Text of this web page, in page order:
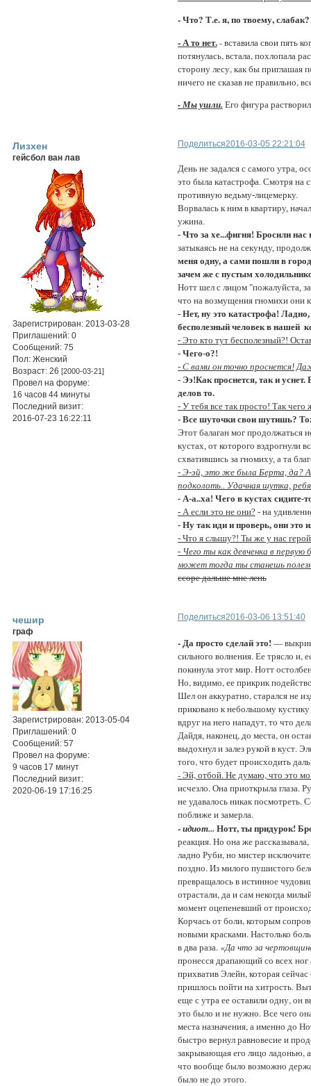
- Что? Т.е. я, по твоему, слабак?
- А то нет.- вставила свои пять
потянулась, встала, похлопала
сторону лесу, как бы приглашая
ничего не сказав не правильно,
- Мы ушли. Его фигура
Поделиться2016-03-05 22:21:04
Лизхен
гейсбол ван лав
Зарегистрирован: 2013-03-28
Приглашений: 0
Сообщений: 75
Пол: Женский
Возраст: 26[2000-03-21]
Провел на форуме:
16 часов 44 минуты
Последний визит:
2016-07-23 16:22:11
День не задался с самого утра,
это была катастрофа. Смотря на
противную ведьму-лицемерку.
Ворвалась к ним в квартиру,
ужина.
- Что за хе...фигня! Бросили
затыкаясь не на секунду,
меня одну, а сами пошли в
зачем же с пустым
Нотт шел с лицом "пожалуйста,
что на возмущения гномихи они
- Нет, ну это катастрофа!
бесполезный человек в нашей
- Это кто тут бесполезный?!
- Чего-о?!
- С вами он точно проснется!
- Ээ!Как проснется, так и
делов то.
- У тебя все так просто! Так
- Все шуточки свои шутишь?
Этот балаган мог продолжаться
кустах, от которого вздрогнули
схватившись за гномиху, а та
- Э-эй, это же была Берта, да?
подколоть.. Удачная шутка,
- А-а..ха! Чего в кустах сидите-
- А если это не они?- на
- Ну так иди и проверь, они это
- Что я слышу?! Ты же у нас
- Чего ты как девченка в
может тогда ты станешь
ссоре дальше мне лень
Поделиться2016-03-06 13:51:40
чешир
граф
Зарегистрирован: 2013-05-04
Приглашений: 0
Сообщений: 57
Провел на форуме:
9 часов 17 минут
Последний визит:
2020-06-19 17:16:25
- Да просто сделай это!—
сильного волнения. Ее трясло
покинула этот мир. Нотт
Но, видимо, ее прикрик
Шел он аккуратно, старался не
приковано к небольшому
вдруг на него нападут, то что
Дайдя, наконец, до места, он
выдохнул и залез рукой в куст.
того, что будет происходить
- Эй, отбой. Не думаю, что это
исчезло. Она приоткрыла глаза.
не удавалось никак
поближе и замерла.
-идиот... Нотт, ты придурок!
реакция. Но она же
ладно Руби, но мистер
поздно. Из милого пушистого
превращалось в истинное
отрастали, да и сам некогда
момент оцепеневший от
Корчась от боли, которым
новыми красками. Настолько
в два раза. «Да что за
пронесся драпающий со всех
прихватив Элейн, которая
пришлось пойти на хитрость.
еще с утра ее оставили одну, он
это было и не нужно. Все чего
места назначения, а именно до
быстро вернул равновесие и
закрывающая его лицо ладонью,
что вообще было возможно
было не до этого.